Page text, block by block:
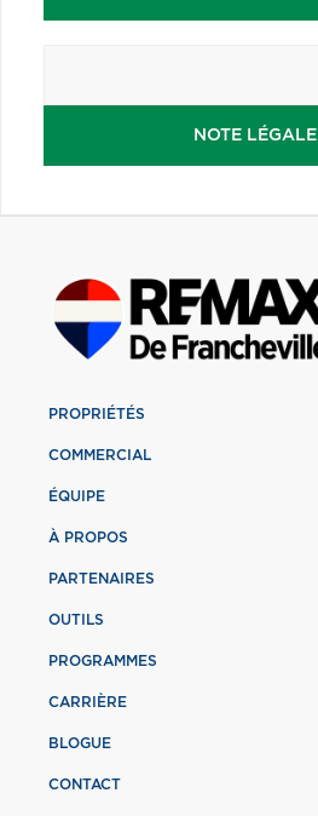
NOTE LÉGALE
PROPRIÉTÉS
COMMERCIAL
ÉQUIPE
À PROPOS
PARTENAIRES
OUTILS
PROGRAMMES
CARRIÈRE
BLOGUE
CONTACT